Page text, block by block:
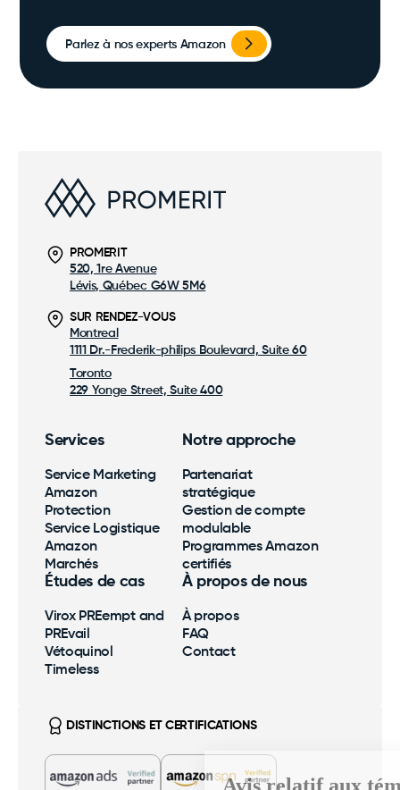
Parlez à nos experts Amazon
PROMERIT
520, 1re Avenue
Lévis, Québec G6W 5M6
SUR RENDEZ-VOUS
Montreal
1111 Dr.-Frederik-philips Boulevard, Suite 60
Toronto
229 Yonge Street, Suite 400
Services
Service Marketing
Amazon
Protection
Service Logistique
Amazon
Marchés
Notre approche
Partenariat
stratégique
Gestion de compte
modulable
Programmes Amazon
certifiés
Études de cas
Virox PREempt and
PREvail
Vétoquinol
Timeless
À propos de nous
À propos
FAQ
Contact
DISTINCTIONS ET CERTIFICATIONS